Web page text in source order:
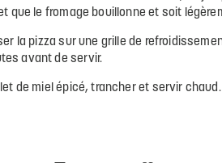
que le fromage bouillonne et soit
la pizza sur une grille de
avant de servir.
de miel épicé, trancher et servir